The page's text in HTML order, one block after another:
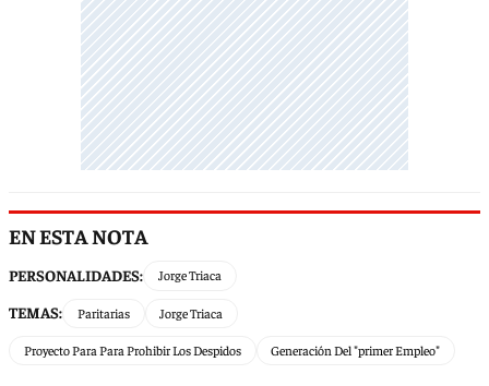
EN ESTA NOTA
PERSONALIDADES: Jorge Triaca
TEMAS: Paritarias Jorge Triaca
Proyecto Para Para Prohibir Los Despidos Generación Del "primer Empleo"